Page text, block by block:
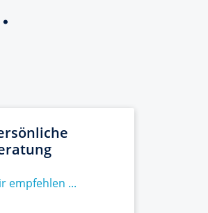
empfehlen ...